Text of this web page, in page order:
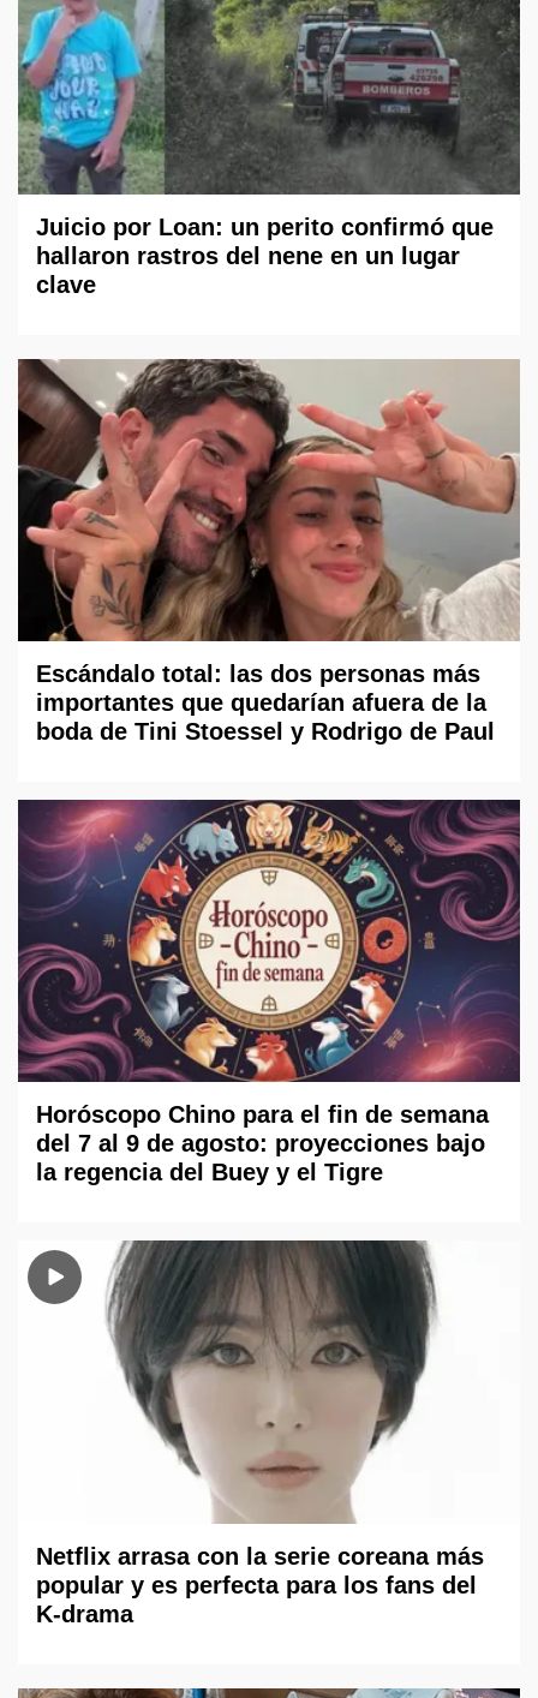
Juicio por Loan: un perito confirmó que
hallaron rastros del nene en un lugar
clave
Escándalo total: las dos personas más
importantes que quedarían afuera de la
boda de Tini Stoessel y Rodrigo de Paul
Horóscopo Chino para el fin de semana
del 7 al 9 de agosto: proyecciones bajo
la regencia del Buey y el Tigre
Netflix arrasa con la serie coreana más
popular y es perfecta para los fans del
K-drama